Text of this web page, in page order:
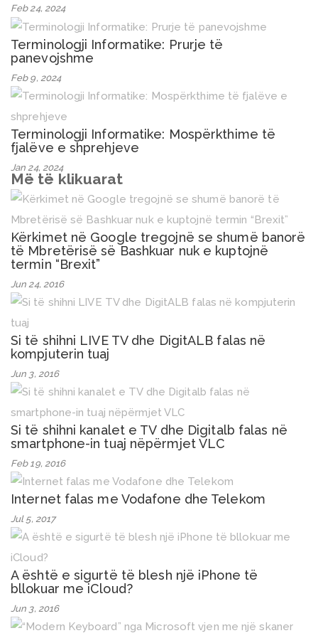
Feb 24, 2024
Terminologji Informatike: Prurje të
panevojshme
Feb 9, 2024
Terminologji Informatike: Mospërkthime të
fjalëve e shprehjeve
Jan 24, 2024
Më të klikuarat
Kërkimet në Google tregojnë se shumë banorë
të Mbretërisë së Bashkuar nuk e kuptojnë
termin “Brexit”
Jun 24, 2016
Si të shihni LIVE TV dhe DigitALB falas në
kompjuterin tuaj
Jun 3, 2016
Si të shihni kanalet e TV dhe Digitalb falas në
smartphone-in tuaj nëpërmjet VLC
Feb 19, 2016
Internet falas me Vodafone dhe Telekom
Jul 5, 2017
A është e sigurtë të blesh një iPhone të
bllokuar me iCloud?
Jun 3, 2016